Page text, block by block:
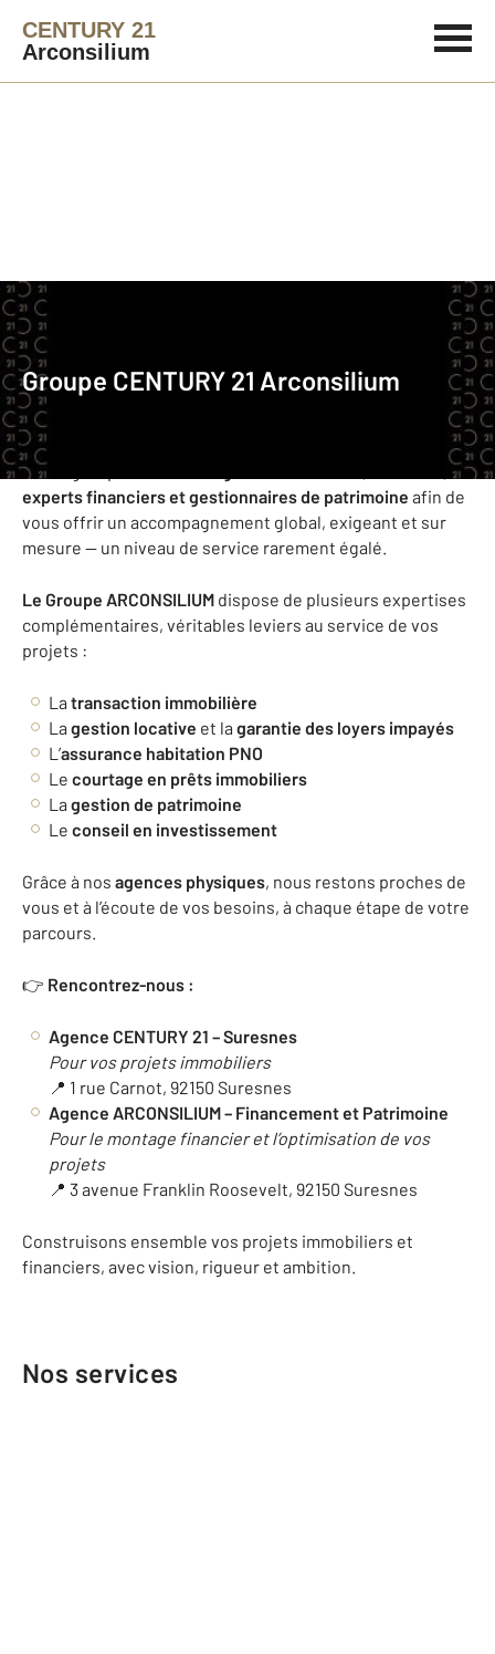
CENTURY 21
Arconsilium
Groupe CENTURY 21 Arconsilium
Agence immobilière
Raphaël ASSAS, Directeur
Notre groupe réunit des
experts financiers et gestionnaires de patrimoine afin de
vous offrir un accompagnement global, exigeant et sur
mesure — un niveau de service rarement égalé.
Le Groupe ARCONSILIUM dispose de plusieurs expertises
complémentaires, véritables leviers au service de vos
projets :
La transaction immobilière
La gestion locative et la garantie des loyers impayés
L’assurance habitation PNO
Le courtage en prêts immobiliers
La gestion de patrimoine
Le conseil en investissement
Grâce à nos agences physiques, nous restons proches de
vous et à l’écoute de vos besoins, à chaque étape de votre
parcours.
👉 Rencontrez-nous :
Agence CENTURY 21 – Suresnes
Pour vos projets immobiliers
📍 1 rue Carnot, 92150 Suresnes
Agence ARCONSILIUM – Financement et Patrimoine
Pour le montage financier et l’optimisation de vos
projets
📍 3 avenue Franklin Roosevelt, 92150 Suresnes
Construisons ensemble vos projets immobiliers et
financiers, avec vision, rigueur et ambition.
Nos services